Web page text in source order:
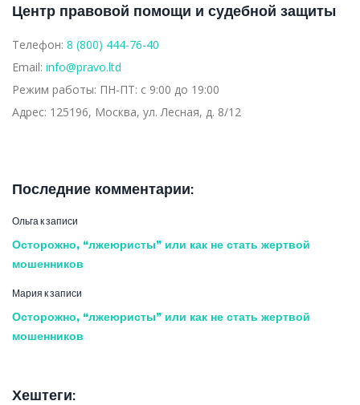
Центр правовой помощи и судебной защиты
Телефон: 8 (800) 444-76-40
Email: info@pravo.ltd
Режим работы: ПН-ПТ: с 9:00 до 19:00
Адрес: 125196, Москва, ул. Лесная, д. 8/12
Последние комментарии:
Ольга к записи
Осторожно, “лжеюристы” или как не стать жертвой
мошенников
Мария к записи
Осторожно, “лжеюристы” или как не стать жертвой
мошенников
Хештеги: